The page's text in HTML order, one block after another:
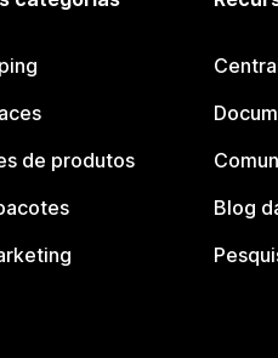
de produtos
Blog